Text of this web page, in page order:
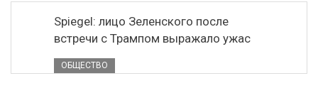
Spiegel: лицо Зеленского после
встречи с Трампом выражало ужас
ОБЩЕСТВО